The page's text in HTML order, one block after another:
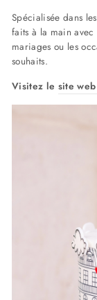
Spécialisée dans
faits à la main
mariages ou les
souhaits.
Visitez le site